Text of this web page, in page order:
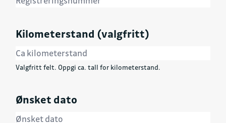
Kilometerstand (valgfritt)
Valgfritt felt. Oppgi ca. tall for kilometerstand.
Ønsket dato